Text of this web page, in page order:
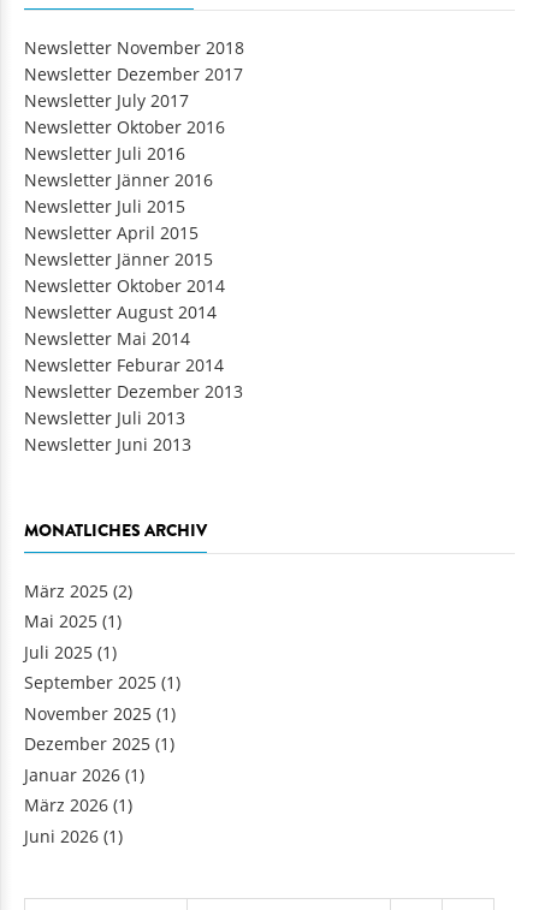
Newsletter November 2018
Newsletter Dezember 2017
Newsletter July 2017
Newsletter Oktober 2016
Newsletter Juli 2016
Newsletter Jänner 2016
Newsletter Juli 2015
Newsletter April 2015
Newsletter Jänner 2015
Newsletter Oktober 2014
Newsletter August 2014
Newsletter Mai 2014
Newsletter Feburar 2014
Newsletter Dezember 2013
Newsletter Juli 2013
Newsletter Juni 2013
MONATLICHES ARCHIV
März 2025 (2)
Mai 2025 (1)
Juli 2025 (1)
September 2025 (1)
November 2025 (1)
Dezember 2025 (1)
Januar 2026 (1)
März 2026 (1)
Juni 2026 (1)
Seiten